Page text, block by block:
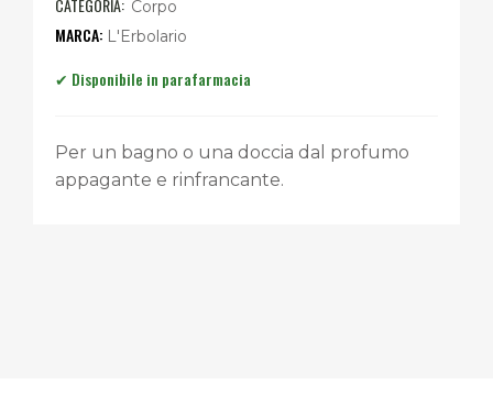
CATEGORIA: Corpo
L'Erbolario
Per un bagno o una doccia dal profumo
appagante e rinfrancante.